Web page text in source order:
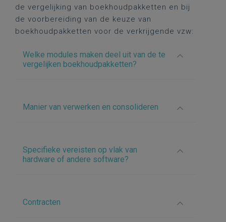
de vergelijking van boekhoudpakketten en bij
de voorbereiding van de keuze van
boekhoudpakketten voor de verkrijgende vzw:
Welke modules maken deel uit van de te
vergelijken boekhoudpakketten?
Manier van verwerken en consolideren
Specifieke vereisten op vlak van
hardware of andere software?
Contracten